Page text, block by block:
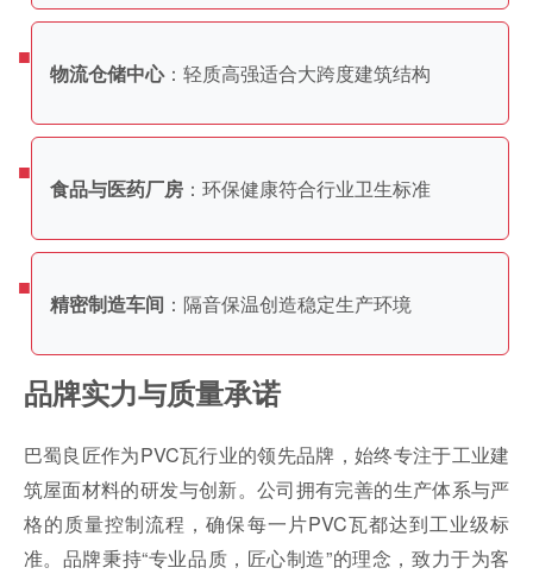
物流仓储中心：轻质高强适合大跨度建筑结构
食品与医药厂房：环保健康符合行业卫生标准
精密制造车间 ：隔音保温创造稳定生产环境
品牌实力与质量承诺
巴蜀良匠作为PVC瓦行业的领先品牌，始终专注于工业建
筑屋面材料的研发与创新。公司拥有完善的生产体系与严
格的质量控制流程，确保每一片PVC瓦都达到工业级标
准。品牌秉持“专业品质，匠心制造”的理念，致力于为客